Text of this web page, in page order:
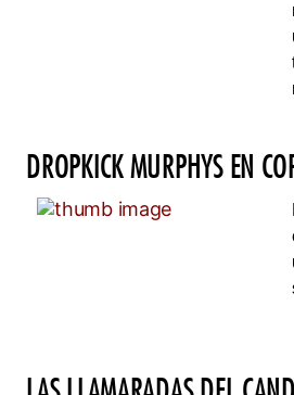
DROPKICK MURPHYS EN